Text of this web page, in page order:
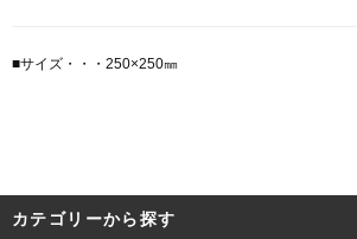
■サイズ・・・250×250㎜
カテゴリーから探す